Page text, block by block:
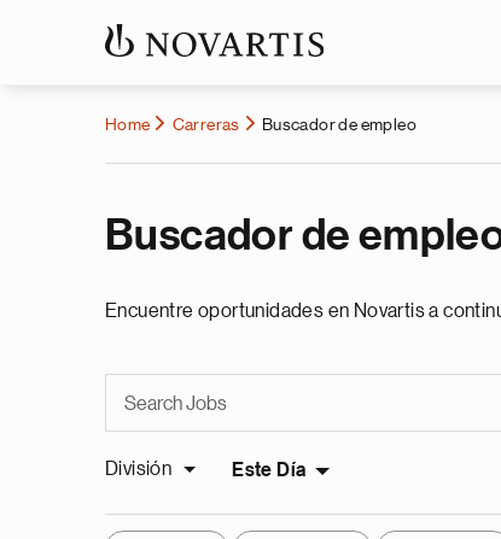
Home Carreras Buscador de empleo
Buscador de
Encuentre oportunidades en Novartis a
División Este Día